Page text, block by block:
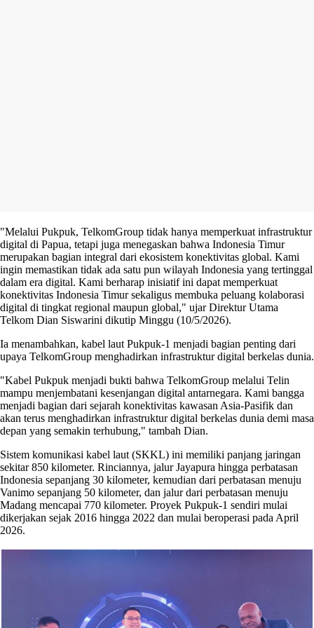
"Melalui Pukpuk, TelkomGroup tidak hanya memperkuat infrastruktur
digital di Papua, tetapi juga menegaskan bahwa Indonesia Timur
merupakan bagian integral dari ekosistem konektivitas global. Kami
ingin memastikan tidak ada satu pun wilayah Indonesia yang tertinggal
dalam era digital. Kami berharap inisiatif ini dapat memperkuat
konektivitas Indonesia Timur sekaligus membuka peluang kolaborasi
digital di tingkat regional maupun global," ujar Direktur Utama
Telkom Dian Siswarini dikutip Minggu (10/5/2026).
Ia menambahkan, kabel laut Pukpuk-1 menjadi bagian penting dari
upaya TelkomGroup menghadirkan infrastruktur digital berkelas dunia.
"Kabel Pukpuk menjadi bukti bahwa TelkomGroup melalui Telin
mampu menjembatani kesenjangan digital antarnegara. Kami bangga
menjadi bagian dari sejarah konektivitas kawasan Asia-Pasifik dan
akan terus menghadirkan infrastruktur digital berkelas dunia demi masa
depan yang semakin terhubung," tambah Dian.
Sistem komunikasi kabel laut (SKKL) ini memiliki panjang jaringan
sekitar 850 kilometer. Rinciannya, jalur Jayapura hingga perbatasan
Indonesia sepanjang 30 kilometer, kemudian dari perbatasan menuju
Vanimo sepanjang 50 kilometer, dan jalur dari perbatasan menuju
Madang mencapai 770 kilometer. Proyek Pukpuk-1 sendiri mulai
dikerjakan sejak 2016 hingga 2022 dan mulai beroperasi pada April
2026.